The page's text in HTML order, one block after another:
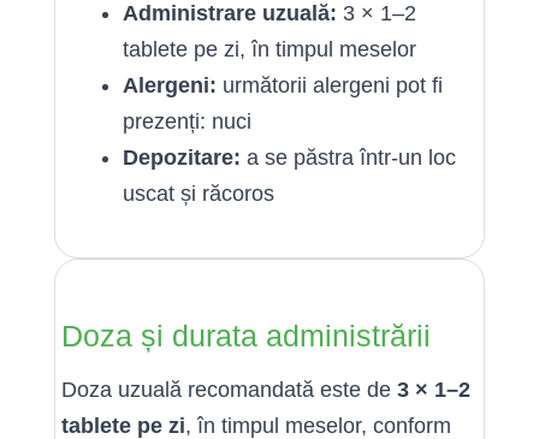
Administrare uzuală: 3 × 1–2
tablete pe zi, în timpul meselor
Alergeni: următorii alergeni pot fi
prezenți: nuci
Depozitare: a se păstra într-un loc
uscat și răcoros
Doza și durata administrării
Doza uzuală recomandată este de 3 × 1–2
tablete pe zi, în timpul meselor, conform